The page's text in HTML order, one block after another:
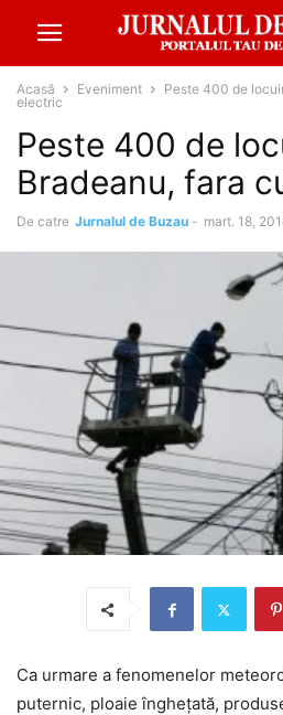
Acasă Eveniment
Peste 400 de
electric
Peste 400 de
Bradeanu, fara
De catre Jurnalul de Buzau - mart. 18,
Ca urmare a fenomenelor
puternic, ploaie înghețată,